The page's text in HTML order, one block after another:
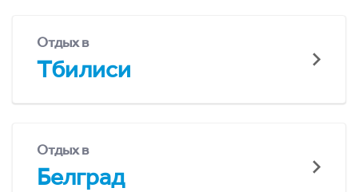
Отдых в
Тбилиси
Отдых в
Белград